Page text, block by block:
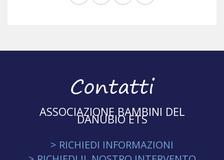
Contatti
ASSOCIAZIONE BAMBINI DEL
DANUBIO ETS
> RICHIEDI INFORMAZIONI